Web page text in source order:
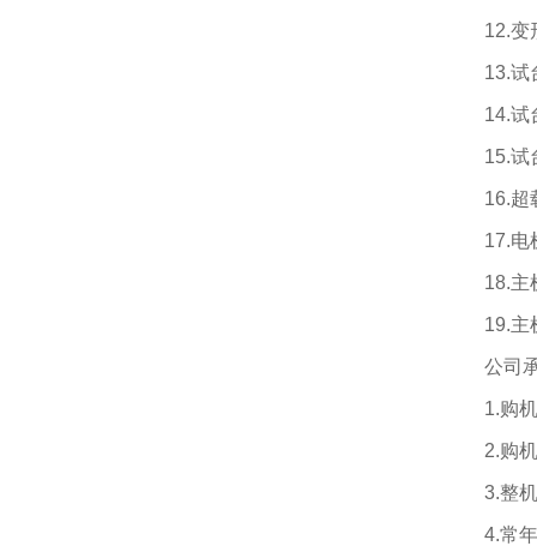
12.变
13.试
14.试
15.试
16.超
17.电
18.主
19.主
公司
1.购
2.购
3.整
4.常